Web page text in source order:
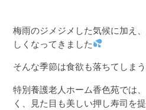
梅雨のジメジメした気候に加え
しくなってきました
そんな季節は食欲も落ちてしま
特別養護老人ホーム香色苑では
く、見た目も美しい押し寿司を